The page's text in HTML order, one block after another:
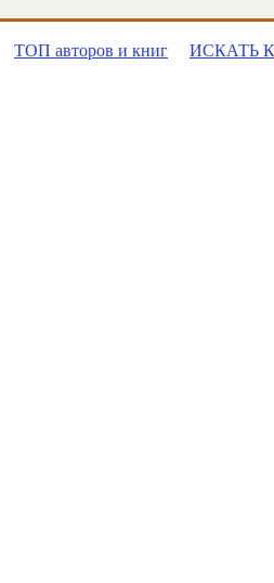
ТОП авторов и книг ИСКАТЬ